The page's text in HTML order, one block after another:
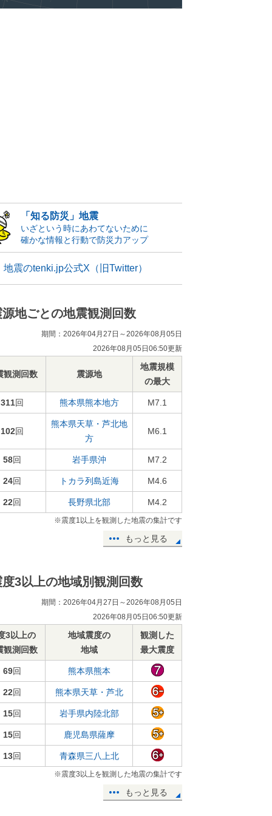
「知る防災」地震
いざという時にあわてないために
確かな情報と行動で防災力アップ
地震のtenki.jp公式X（旧Twitter）
源地ごとの地震観測回数
期間：2026年04月27日～2026年08月05日
2026年08月05日06:50更新
観測回数 震源地
地震規模
の最大
311回 熊本県熊本地方 M7.1
102回
熊本県天草・芦北地
方
M6.1
58回 岩手県沖 M7.2
24回 トカラ列島近海 M4.6
22回 長野県北部 M4.2
※震度1以上を観測した地震の集計です
もっと見る
度3以上の地域別観測回数
期間：2026年04月27日～2026年08月05日
2026年08月05日06:50更新
3以上の
観測回数
地域震度の
地域
観測した
最大震度
69回 熊本県熊本
22回 熊本県天草・芦北
15回 岩手県内陸北部
15回 鹿児島県薩摩
13回 青森県三八上北
※震度3以上を観測した地震の集計です
もっと見る